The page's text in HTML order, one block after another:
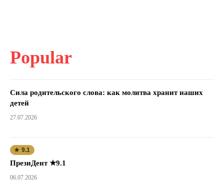
Popular
Сила родительского слова: как молитва хранит наших
детей
27.07.2026
★ 9.1
ПрезиДент ★9.1
06.07.2026